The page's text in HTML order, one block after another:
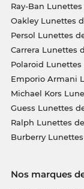
Ray-Ban
Oakley Lunettes
Persol Lunettes
Carrera Lunettes
Polaroid Lunettes
Emporio Armani
Michael Kors
Guess Lunettes
Ralph Lunettes
Burberry
Nos marques